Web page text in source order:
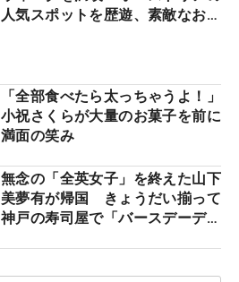
人気スポットを歴遊、素敵なお土
「全部食べたら太っちゃうよ！」
小祝さくらが大量のお菓子を前に
満面の笑み
無念の「全英女子」を終えた山下
美夢有が帰国 きょうだい揃って
神戸の寿司屋で「バースデーディ